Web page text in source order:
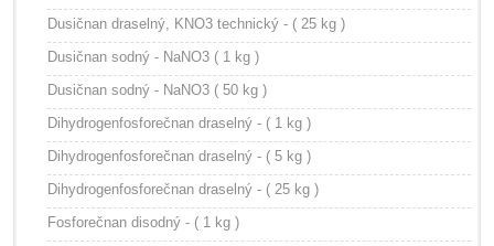
Dusičnan draselný, KNO3 technický - ( 25 kg )
Dusičnan sodný - NaNO3 ( 1 kg )
Dusičnan sodný - NaNO3 ( 50 kg )
Dihydrogenfosforečnan draselný - ( 1 kg )
Dihydrogenfosforečnan draselný - ( 5 kg )
Dihydrogenfosforečnan draselný - ( 25 kg )
Fosforečnan disodný - ( 1 kg )